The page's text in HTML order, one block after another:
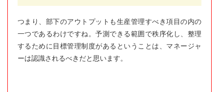
つまり、部下のアウトプットも生産管理すべき項目の内の
一つであるわけですね。予測できる範囲で秩序化し、整理
するために目標管理制度があるということは、マネージャ
ーは認識されるべきだと思います。